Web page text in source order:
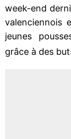
week-end
valenciennois
jeunes
grâce à des